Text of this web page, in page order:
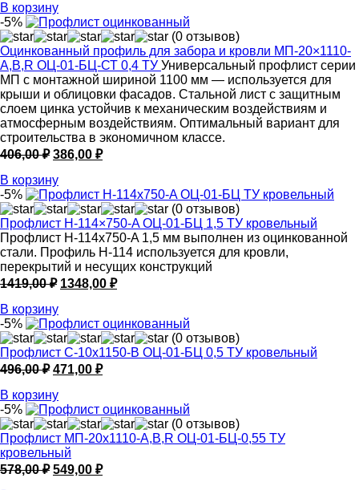
составляла
703,00 ₽.
В корзину
-5%
(0 отзывов)
Оцинкованный профиль для забора и кровли МП-20×1110-
A,B,R ОЦ-01-БЦ-СТ 0,4 ТУ Универсальный профлист серии
МП с монтажной шириной 1100 мм — используется для
крыши и облицовки фасадов. Стальной лист с защитным
слоем цинка устойчив к механическим воздействиям и
атмосферным воздействиям. Оптимальный вариант для
строительства в экономичном классе.
406,00₽ Первоначальная
составляла
406,00 ₽.
386,00 ₽Текущая
В корзину
-5%
(0 отзывов)
Профлист Н-114×750-A ОЦ-01-БЦ 1,5 ТУ кровельный
Профлист Н-114x750-A 1,5 мм выполнен из оцинкованной
стали. Профиль Н-114 используется для кровли,
перекрытий и несущих конструкций
1419,00₽ Первоначальная
1419,00 ₽.
1348,00 ₽Текущая
В корзину
-5%
(0 отзывов)
Профлист С-10х1150-B ОЦ-01-БЦ 0,5 ТУ кровельный
496,00₽ Первоначальная
составляла
496,00 ₽.
471,00 ₽Текущая
В корзину
-5%
(0 отзывов)
Профлист МП-20х1110-A,B,R ОЦ-01-БЦ-0,55 ТУ
кровельный
578,00₽ Первоначальная
549,00 ₽Текущая